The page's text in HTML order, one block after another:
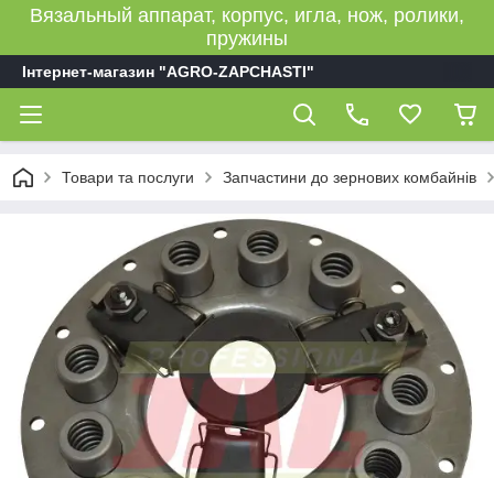
Вязальный аппарат, корпус, игла, нож, ролики,
пружины
Інтернет-магазин "AGRO-ZAPCHASTI"
Товари та послуги Запчастини до зернових комбайнів